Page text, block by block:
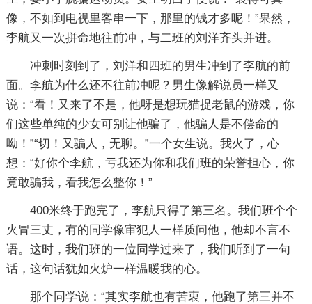
像，不如到电视里客串一下，那里的钱才多呢！”果然，
李航又一次拼命地往前冲，与二班的刘洋齐头并进。
冲刺时刻到了，刘洋和四班的男生冲到了李航的前
面。李航为什么还不往前冲呢？男生像解说员一样又
说：“看！又来了不是，他呀是想玩猫捉老鼠的游戏，你
们这些单纯的少女可别让他骗了，他骗人是不偿命的
呦！”“切！又骗人，无聊。”一个女生说。我火了，心
想：“好你个李航，亏我还为你和我们班的荣誉担心，你
竟敢骗我，看我怎么整你！”
400米终于跑完了，李航只得了第三名。我们班个个
火冒三丈，有的同学像审犯人一样质问他，他却不言不
语。这时，我们班的一位同学过来了，我们听到了一句
话，这句话犹如火炉一样温暖我的心。
那个同学说：“其实李航也有苦衷，他跑了第三并不